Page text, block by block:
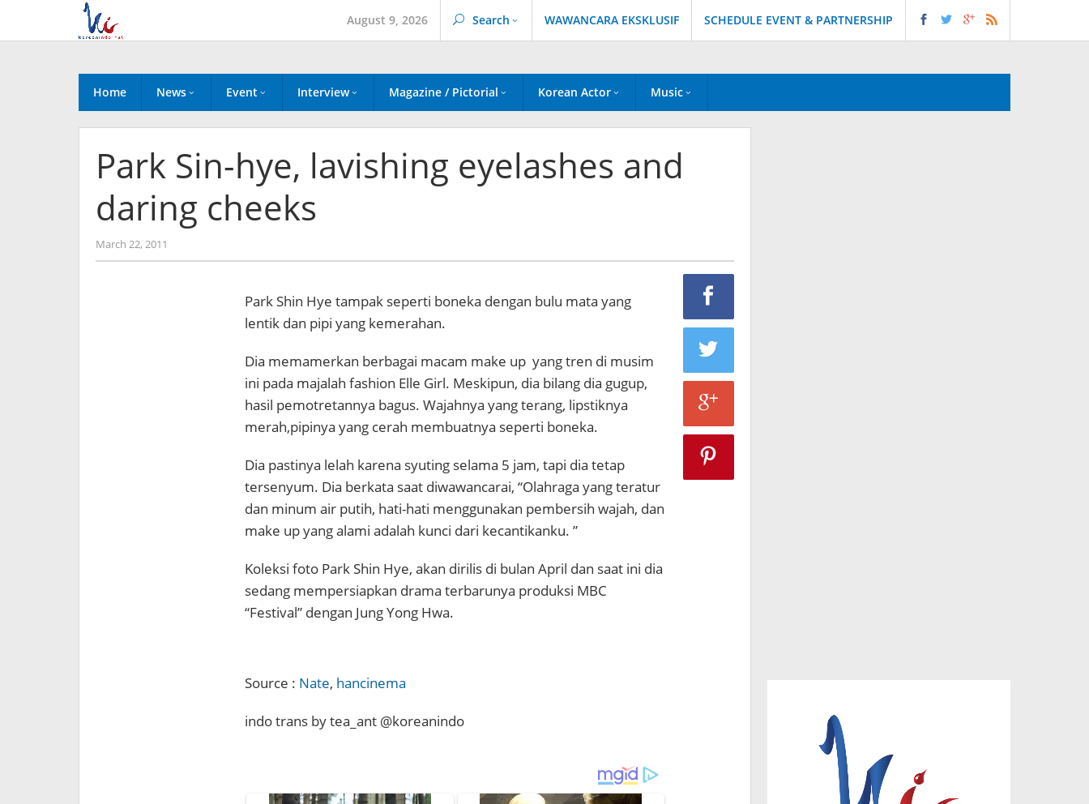
content
August 9, 2026 Search WAWANCARA EKSKLUSIF SCHEDULE EVENT & PARTNERSHIP
Home News Event Interview Magazine / Pictorial Korean Actor Music
Park Sin-hye, lavishing eyelashes and
daring cheeks
March 22, 2011
Koreanindo
Park Shin Hye tampak seperti boneka dengan bulu mata yang
lentik dan pipi yang kemerahan.
Dia memamerkan berbagai macam make up yang tren di musim
ini pada majalah fashion Elle Girl. Meskipun, dia bilang dia gugup,
hasil pemotretannya bagus. Wajahnya yang terang, lipstiknya
merah,pipinya yang cerah membuatnya seperti boneka.
Dia pastinya lelah karena syuting selama 5 jam, tapi dia tetap
tersenyum. Dia berkata saat diwawancarai, “Olahraga yang teratur
dan minum air putih, hati-hati menggunakan pembersih wajah, dan
make up yang alami adalah kunci dari kecantikanku. ”
Koleksi foto Park Shin Hye, akan dirilis di bulan April dan saat ini dia
sedang mempersiapkan drama terbarunya produksi MBC
“Festival” dengan Jung Yong Hwa.
Source : Nate, hancinema
indo trans by tea_ant @koreanindo